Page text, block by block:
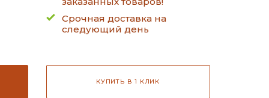
Срочная доставка на
следующий день
КУПИТЬ В 1 КЛИК